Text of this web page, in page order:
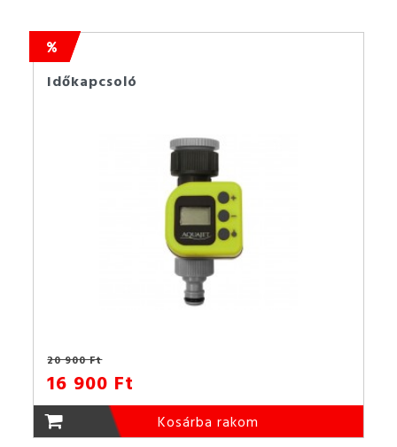
Időkapcsoló
20 900 Ft
16 900 Ft
Kosárba rakom